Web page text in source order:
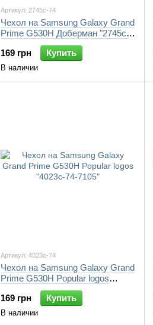
Артикул: 2745c-74
Чехол на Samsung Galaxy Grand
Prime G530H Доберман "2745c-
169 грн
Купить
В наличии
Артикул: 4023c-74
Чехол на Samsung Galaxy Grand
Prime G530H Popular logos
"4023c-74-7105"
169 грн
Купить
В наличии